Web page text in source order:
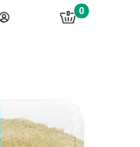
Zaloguj się
Produkty w
Koszyk